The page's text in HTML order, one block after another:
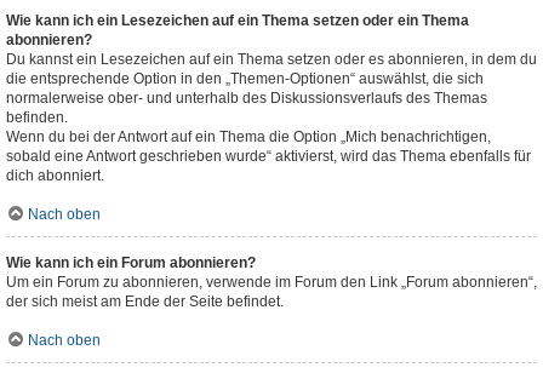
Wie kann ich ein Lesezeichen auf ein Thema setzen oder ein Thema
abonnieren?
Du kannst ein Lesezeichen auf ein Thema setzen oder es abonnieren, in dem du
die entsprechende Option in den „Themen-Optionen“ auswählst, die sich
normalerweise ober- und unterhalb des Diskussionsverlaufs des Themas
befinden.
Wenn du bei der Antwort auf ein Thema die Option „Mich benachrichtigen,
sobald eine Antwort geschrieben wurde“ aktivierst, wird das Thema ebenfalls für
dich abonniert.
Nach oben
Wie kann ich ein Forum abonnieren?
Um ein Forum zu abonnieren, verwende im Forum den Link „Forum abonnieren“,
der sich meist am Ende der Seite befindet.
Nach oben